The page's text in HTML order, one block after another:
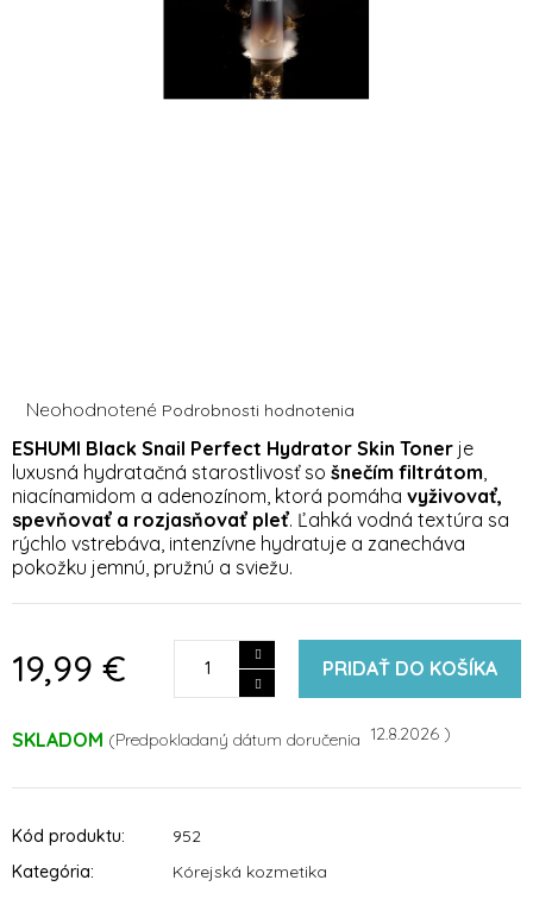
Priemerné
produktu
je
0,0
z
5
hviezdičiek.
Neohodnotené Podrobnosti hodnotenia
19,99 € PRIDAŤ DO KOŠÍKA
SKLADOM 12.8.2026
ESHUMI Black Snail Perfect Hydrator Skin Toner je
luxusná hydratačná starostlivosť so šnečím filtrátom
niacínamidom a adenozínom, ktorá pomáha vyživovať,
spevňovať a rozjasňovať pleť. Ľahká vodná textúra sa
rýchlo vstrebáva, intenzívne hydratuje a zanecháva
pokožku jemnú, pružnú a sviežu.
Kód produktu:
952
Kategória: Kórejská kozmetika